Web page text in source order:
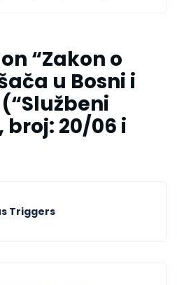
“Zakon o
u Bosni i
broj: 20/06 i
Triggers